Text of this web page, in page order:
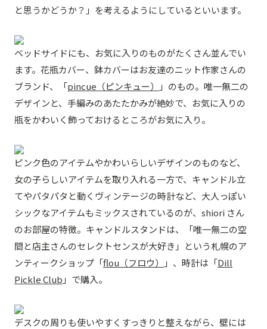
と思うかどうか？」を考えるようにしているといいます。
ベッドサイドにも、お気に入りのものがたくさん並んでい
ます。花瓶カバー、鉢カバーはお友達のニット作家さんの
ブランド、「pincue（ピンキュー）
」のもの。唯一無二の
デザインと、手編みのあたたかみが絶妙で、お気に入りの
瓶をかわいく飾っておけるところがお気に入り。
ピンク色のアイテムやかわいらしいデザインのものなど、
女の子らしいアイテムを取り入れる一方で、キャンドル立
てやパタパタと動くヴィンテージの時計など、大人っぽい
シックなアイテムもミックスされているのが、shiori さん
のお部屋の特徴。キャンドルスタンドは、「唯一無二の空
間と店主さんのセレクトセンスが大好き」という札幌のア
ンティークショップ「flou（フロウ） 」、時計は「Dill
Pickle Club 」で購入。
デスクの周りも使いやすくすっきりと整えながら、壁には